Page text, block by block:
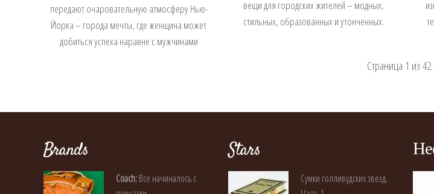
передают очаровательную атмосферу Нью-
Йорка – города мечты, где женщина может
добиться успеха наравне с мужчинами
вещи для городских жителей – модных,
стильных, образованных и утонченных.
Страница 1 из 42.
Brands
Coach:Все начиналось с
Stars
Сумки голливудских звезд.